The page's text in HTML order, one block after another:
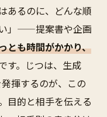
あるのに、どんな順
」——提案書や企画
とも時間がかかり、
す。じつは、生成
揮するのが、この
目的と相手を伝える